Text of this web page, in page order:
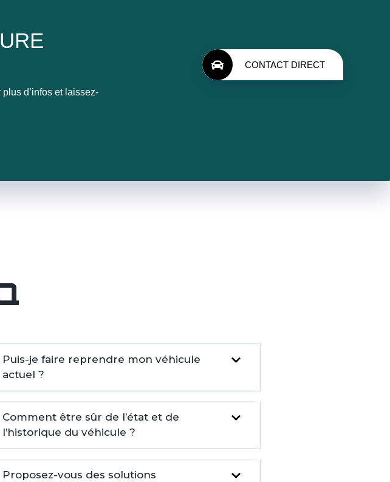
d’infos et laissez-
CONTACT DIRECT
Puis-je faire reprendre mon véhicule
actuel ?
Comment être sûr de l’état et de
l’historique du véhicule ?
Proposez-vous des solutions